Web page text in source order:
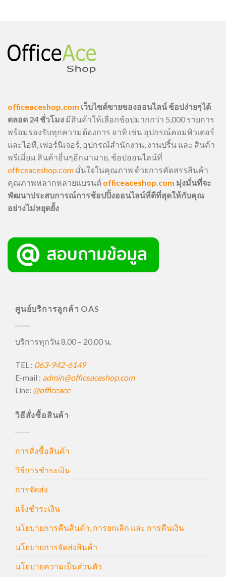
officeaceshop.com เว็บไซต์ขายของออนไลน์ ช้อปง่ายๆได้
ตลอด 24 ชั่วโมง มีสินค้าให้เลือกช้อปมากกว่า 5,000 รายการ
พร้อมรองรับทุกความต้องการ อาทิ เช่น อุปกรณ์คอมพิวเตอร์
และไอที, เฟอร์นิเจอร์, อุปกรณ์สำนักงาน, งานปริ้น และ สินค้า
พรีเมี่ยม สินค้าอื่นๆอีกมามาย, ช้อปออนไลน์ที่
officeaceshop.com มั่นใจในคุณภาพ ด้วยการคัดสรรสินค้า
คุณภาพหลากหลายแบรนด์ officeaceshop.com มุ่งมั่นที่จะ
พัฒนาประสบการณ์การช้อปปิ้งออนไลน์ที่ดีที่สุดให้กับคุณ
อย่างไม่หยุดยั้ง
ศูนย์บริการลูกค้า OAS
บริการทุกวัน 8.00 – 20.00 น.
TEL : 063-942-6149
E-mail : admin@officeaceshop.com
Line: @officeace
วิธีสั่งซื้อสินค้า
การสั่งซื้อสินค้า
วิธีการชำระเงิน
การจัดส่ง
แจ้งชำระเงิน
นโยบายการคืนสินค้า, การยกเลิก และ การคืนเงิน
นโยบายการจัดส่งสินค้า
นโยบายความเป็นส่วนตัว